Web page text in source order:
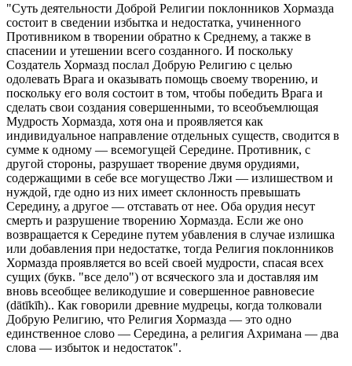
"Суть деятельности Доброй Религии поклонников Хормазда
состоит в сведении избытка и недостатка, учиненного
Противником в творении обратно к Среднему, а также в
спасении и утешении всего созданного. И поскольку
Создатель Хормазд послал Добрую Религию с целью
одолевать Врага и оказывать помощь своему творению, и
поскольку его воля состоит в том, чтобы победить Врага и
сделать свои создания совершенными, то всеобъемлющая
Мудрость Хормазда, хотя она и проявляется как
индивидуальное направление отдельных существ, сводится в
сумме к одному — всемогущей Середине. Противник, с
другой стороны, разрушает творение двумя орудиями,
содержащими в себе все могущество Лжи — излишеством и
нуждой, где одно из них имеет склонность превышать
Середину, а другое — отставать от нее. Оба орудия несут
смерть и разрушение творению Хормазда. Если же оно
возвращается к Середине путем убавления в случае излишка
или добавления при недостатке, тогда Религия поклонников
Хормазда проявляется во всей своей мудрости, спасая всех
сущих (букв. "все дело") от всяческого зла и доставляя им
вновь всеобщее великодушие и совершенное равновесие
(dātīkīh).. Как говорили древние мудрецы, когда толковали
Добрую Религию, что Религия Хормазда — это одно
единственное слово — Середина, а религия Ахримана — два
слова — избыток и недостаток".